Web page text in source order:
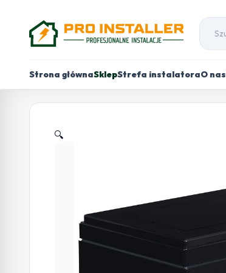
Strona głównaSklepStrefa instalatoraO nas
🔍